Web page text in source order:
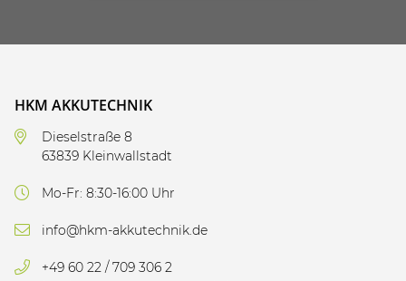
HKM AKKUTECHNIK
Dieselstraße 8
63839 Kleinwallstadt
Mo-Fr: 8:30-16:00 Uhr
info@hkm-akkutechnik.de
+49 60 22 / 709 306 2